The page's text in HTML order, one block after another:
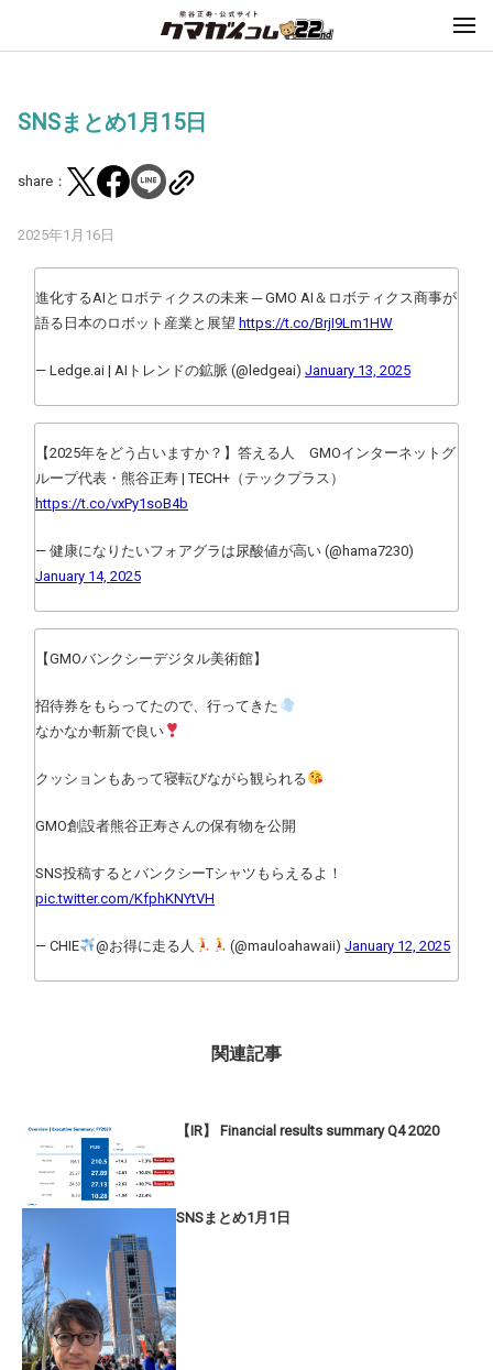
SNSまとめ1月15日
share：
2025年1月16日
進化するAIとロボティクスの未来 ─ GMO AI＆ロボティクス商事が
語る日本のロボット産業と展望 https://t.co/BrjI9Lm1HW
— Ledge.ai | AIトレンドの鉱脈 (@ledgeai) January 13, 2025
【2025年をどう占いますか？】答える人 GMOインターネットグ
ループ代表・熊谷正寿 | TECH+（テックプラス）
https://t.co/vxPy1soB4b
— 健康になりたいフォアグラは尿酸値が高い (@hama7230)
January 14, 2025
【GMOバンクシーデジタル美術館】
招待券をもらってたので、行ってきた
なかなか斬新で良い
クッションもあって寝転びながら観られる
GMO創設者熊谷正寿さんの保有物を公開
SNS投稿するとバンクシーTシャツもらえるよ！
pic.twitter.com/KfphKNYtVH
— CHIE @お得に走る人 (@mauloahawaii)January 12, 2025
関連記事
【IR】 Financial results summary Q4 2020
SNSまとめ1月1日